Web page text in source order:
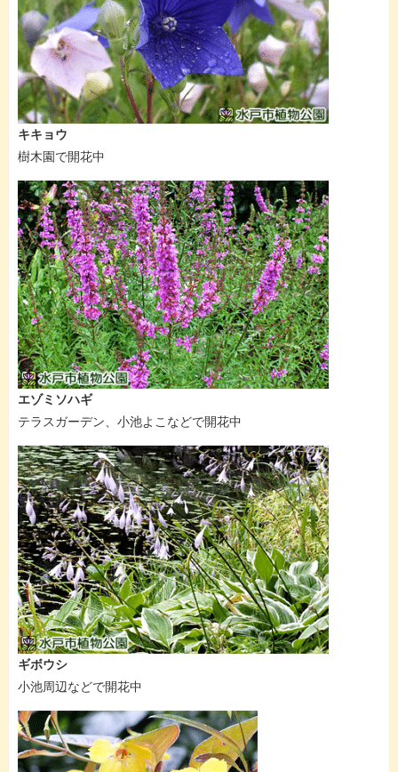
キキョウ
樹木園で開花中
エゾミソハギ
テラスガーデン、小池よこなどで開花中
ギボウシ
小池周辺などで開花中